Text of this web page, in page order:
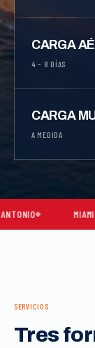
CARGA
4 – 8 DÍAS
CARGA
A MEDIDA
MIAMI →
SERVICIOS
Tres